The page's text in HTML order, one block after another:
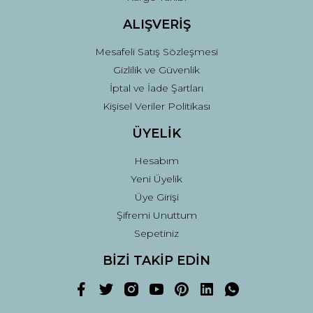
ALIŞVERİŞ
Mesafeli Satış Sözleşmesi
Gizlilik ve Güvenlik
İptal ve İade Şartları
Kişisel Veriler Politikası
ÜYELİK
Hesabım
Yeni Üyelik
Üye Girişi
Şifremi Unuttum
Sepetiniz
BİZİ TAKİP EDİN